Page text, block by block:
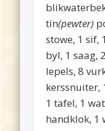
tin(pewter)
stowe, 1 sif,
byl, 1 saag,
lepels, 8
kerssnuiter,
1 tafel, 1
handklok, 1